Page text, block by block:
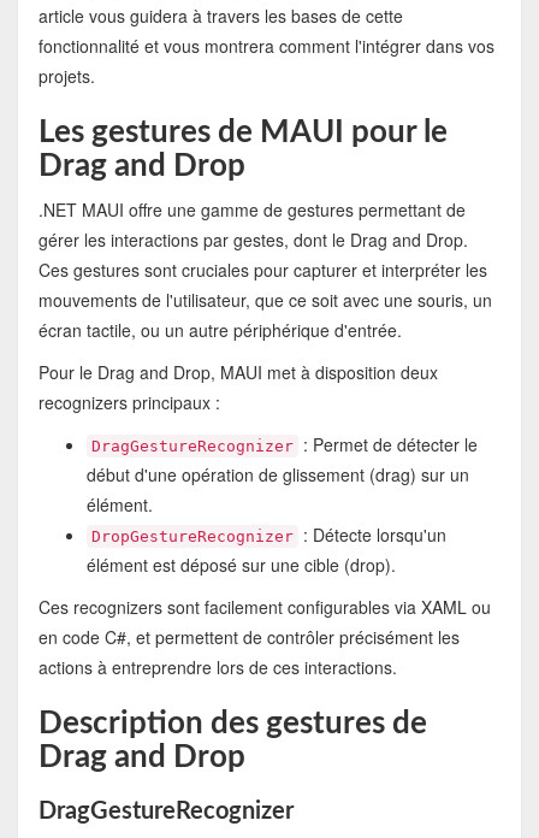
article vous guidera à travers les bases de cette
fonctionnalité et vous montrera comment l'intégrer dans vos
projets.
Les gestures de MAUI pour le
Drag and Drop
.NET MAUI offre une gamme de gestures permettant de
gérer les interactions par gestes, dont le Drag and Drop.
Ces gestures sont cruciales pour capturer et interpréter les
mouvements de l'utilisateur, que ce soit avec une souris, un
écran tactile, ou un autre périphérique d'entrée.
Pour le Drag and Drop, MAUI met à disposition deux
recognizers principaux :
DragGestureRecognizer
: Permet de détecter le
début d'une opération de glissement (drag) sur un
élément.
DropGestureRecognizer
: Détecte lorsqu'un
élément est déposé sur une cible (drop).
Ces recognizers sont facilement configurables via XAML ou
en code C#, et permettent de contrôler précisément les
actions à entreprendre lors de ces interactions.
Description des gestures de
Drag and Drop
DragGestureRecognizer